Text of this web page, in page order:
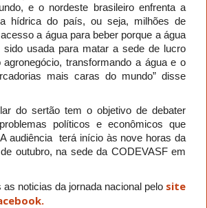
e o nordeste brasileiro enfrenta a
hídrica do país, ou seja, milhões de
a água para beber porque a água
sido usada para matar a sede de lucro
transformando a água e o
mais caras do mundo” disse
do sertão tem o objetivo de debater
políticos e econômicos que
audiência terá início às nove horas da
outubro, na sede da CODEVASF em
noticias da jornada nacional pelo site